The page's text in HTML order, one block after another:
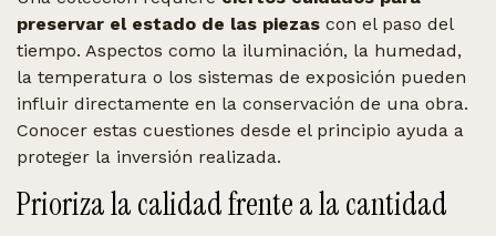
preservar el estado de las piezas con el paso del
tiempo. Aspectos como la iluminación, la humedad,
la temperatura o los sistemas de exposición pueden
influir directamente en la conservación de una obra.
Conocer estas cuestiones desde el principio ayuda a
proteger la inversión realizada.
Prioriza la calidad frente a la cantidad